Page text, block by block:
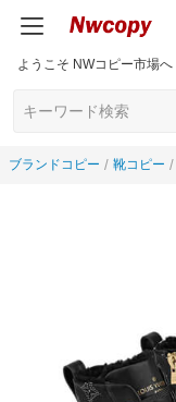
ようこそ NWコピー市場へ
ブランドコピー 靴コピー